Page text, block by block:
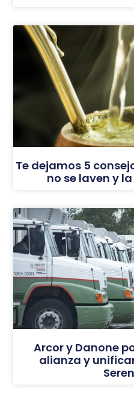
Te dejamos 5
no se laven y
Arcor y Danone
alianza y